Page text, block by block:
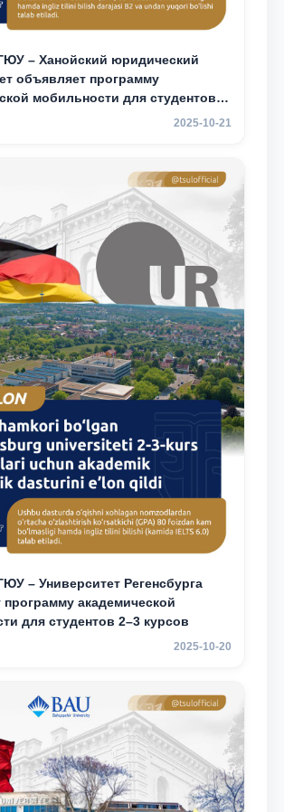
– Ханойский юридический
объявляет программу
мобильности для студентов
2025-10-21
– Университет Регенсбурга
академической
для студентов 2–3 курсов
2025-10-20